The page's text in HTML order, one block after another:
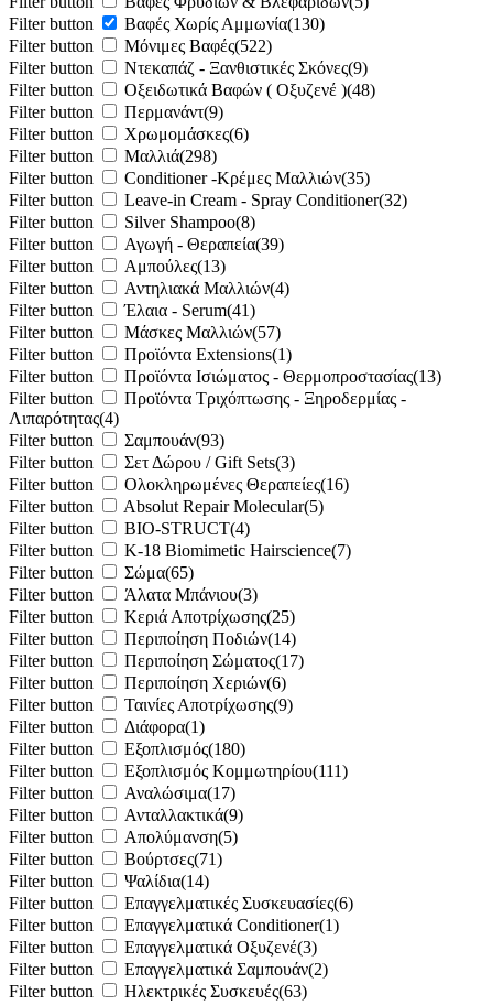
Filter button
Βαφές Χωρίς Αμμωνία(130)
Filter button
Μόνιμες Βαφές(522)
Filter button
Ντεκαπάζ - Ξανθιστικές Σκόνες(9)
Filter button
Οξειδωτικά Βαφών ( Οξυζενέ )(48)
Filter button
Περμανάντ(9)
Filter button
Χρωμομάσκες(6)
Filter button
Μαλλιά(298)
Filter button
Conditioner -Κρέμες Μαλλιών(35)
Filter button
Leave-in Cream - Spray Conditioner(32)
Filter button
Silver Shampoo(8)
Filter button
Αγωγή - Θεραπεία(39)
Filter button
Αμπούλες(13)
Filter button
Αντηλιακά Μαλλιών(4)
Filter button
Έλαια - Serum(41)
Filter button
Μάσκες Μαλλιών(57)
Filter button
Προϊόντα Extensions(1)
Filter button
Προϊόντα Ισιώματος - Θερμοπροστασίας(13)
Filter button
Προϊόντα Τριχόπτωσης - Ξηροδερμίας -
Λιπαρότητας(4)
Filter button
Σαμπουάν(93)
Filter button
Σετ Δώρου / Gift Sets(3)
Filter button
Ολοκληρωμένες Θεραπείες(16)
Filter button
Absolut Repair Molecular(5)
Filter button
BIO-STRUCT(4)
Filter button
K-18 Biomimetic Hairscience(7)
Filter button
Σώμα(65)
Filter button
Άλατα Μπάνιου(3)
Filter button
Κεριά Αποτρίχωσης(25)
Filter button
Περιποίηση Ποδιών(14)
Filter button
Περιποίηση Σώματος(17)
Filter button
Περιποίηση Χεριών(6)
Filter button
Ταινίες Αποτρίχωσης(9)
Filter button
Διάφορα(1)
Filter button
Εξοπλισμός(180)
Filter button
Εξοπλισμός Κομμωτηρίου(111)
Filter button
Αναλώσιμα(17)
Filter button
Ανταλλακτικά(9)
Filter button
Απολύμανση(5)
Filter button
Βούρτσες(71)
Filter button
Ψαλίδια(14)
Filter button
Επαγγελματικές Συσκευασίες(6)
Filter button
Επαγγελματικά Conditioner(1)
Filter button
Επαγγελματικά Oξυζενέ(3)
Filter button
Επαγγελματικά Σαμπουάν(2)
Filter button
Ηλεκτρικές Συσκευές(63)